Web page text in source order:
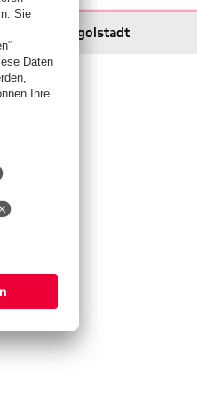
Ingolstadt
Ingolstadt